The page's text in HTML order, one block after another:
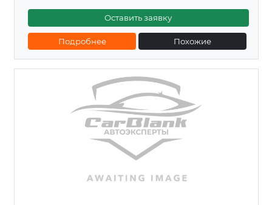
Оставить заявку
Подробнее Похожие